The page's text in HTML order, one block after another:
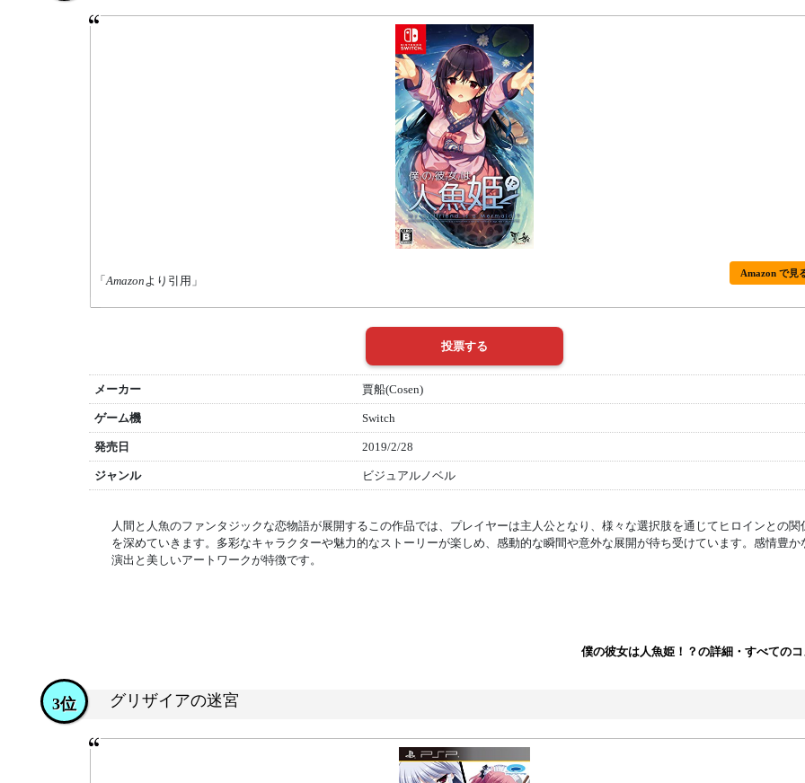
「Amazonより引用」
Amazon で見
メーカー 賈船(Cosen)
ゲーム機 Switch
発売日 2019/2/28
ジャンル ビジュアルノベル
人間と人魚のファンタジックな恋物語が展開するこの作品では、プレイヤーは主人公となり、様々な選択肢を通じてヒロインとの関
を深めていきます。多彩なキャラクターや魅力的なストーリーが楽しめ、感動的な瞬間や意外な展開が待ち受けています。感情豊か
演出と美しいアートワークが特徴です。
僕の彼女は人魚姫！？の詳細・すべての
グリザイアの迷宮
3位